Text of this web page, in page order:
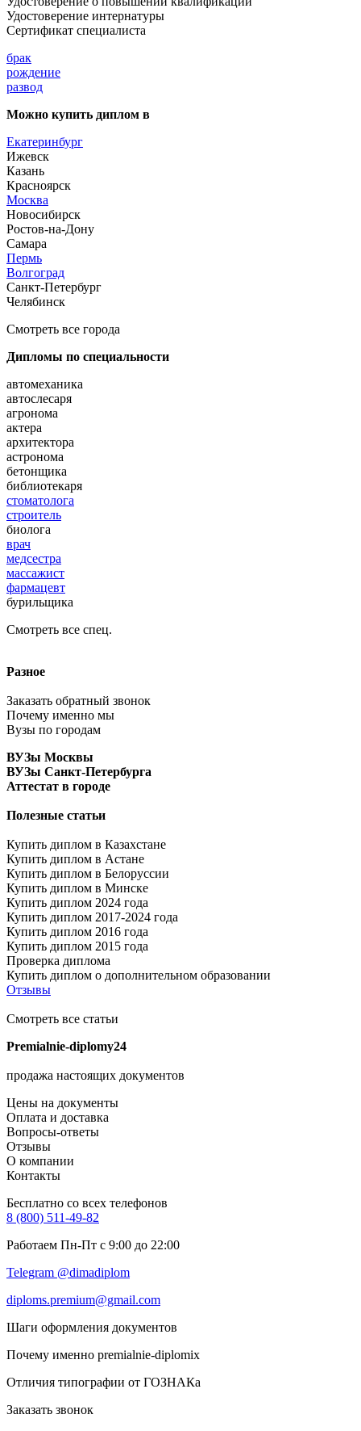
Удостоверение интернатуры
Сертификат специалиста
брак
рождение
развод
Можно купить диплом в
Екатеринбург
Ижевск
Казань
Красноярск
Москва
Новосибирск
Ростов-на-Дону
Самара
Пермь
Волгоград
Санкт-Петербург
Челябинск
Смотреть все города
Дипломы по специальности
автомеханика
автослесаря
агронома
актера
архитектора
астронома
бетонщика
библиотекаря
стоматолога
строитель
биолога
врач
медсестра
массажист
фармацевт
бурильщика
Смотреть все спец.
Разное
Заказать обратный звонок
Почему именно мы
Вузы по городам
ВУЗы Москвы
ВУЗы Санкт-Петербурга
Аттестат в городе
Полезные статьи
Купить диплом в Казахстане
Купить диплом в Астане
Купить диплом в Белоруссии
Купить диплом в Минске
Купить диплом 2024 года
Купить диплом 2017-2024 года
Купить диплом 2016 года
Купить диплом 2015 года
Проверка диплома
Купить диплом о дополнительном образовании
Отзывы
Смотреть все статьи
Premialnie-diplomy24
продажа настоящих документов
Цены на документы
Оплата и доставка
Вопросы-ответы
Отзывы
О компании
Контакты
Бесплатно со всех телефонов
8 (800) 511-49-82
Работаем Пн-Пт с 9:00 до 22:00
Telegram @dimadiplom
diploms.premium@gmail.com
Шаги оформления документов
Почему именно premialnie-diplomix
Отличия типографии от ГОЗНАКа
Заказать звонок